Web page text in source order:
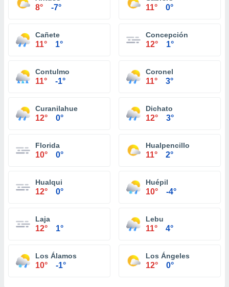
8° -7° 11° 0°
Cañete
11° 1°
Concepción
12° 1°
Contulmo
11° -1°
Coronel
11° 3°
Curanilahue
12° 0°
Dichato
12° 3°
Florida
10° 0°
Hualpencillo
11° 2°
Hualqui
12° 0°
Huépil
10° -4°
Laja
12° 1°
Lebu
11° 4°
Los Álamos
10° -1°
Los Ángeles
12° 0°